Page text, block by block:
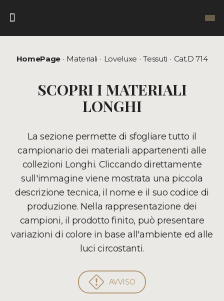
HomePage Materiali Loveluxe Tessuti Cat.D 714
SCOPRI I MATERIALI
LONGHI
La sezione permette di sfogliare tutto il
campionario dei materiali appartenenti alle
collezioni Longhi. Cliccando direttamente
sull'immagine viene mostrata una piccola
descrizione tecnica, il nome e il suo codice di
produzione. Nella rappresentazione dei
campioni, il prodotto finito, può presentare
variazioni di colore in base all'ambiente ed alle
luci circostanti.
AVVISO